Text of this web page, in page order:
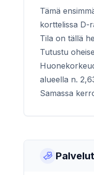
Tämä
korttelissa D-
Tila on tällä
Tutustu
alueella n.
Samassa
Palvelut